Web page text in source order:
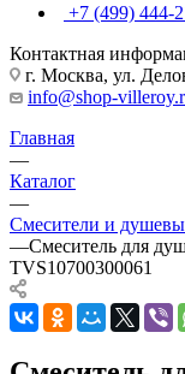
+7 (499) 444-
Контактная
г. Москва, ул.
info@shop-
Главная
—
Каталог
—
Смесители и
—Смеситель для
TVS10700300061